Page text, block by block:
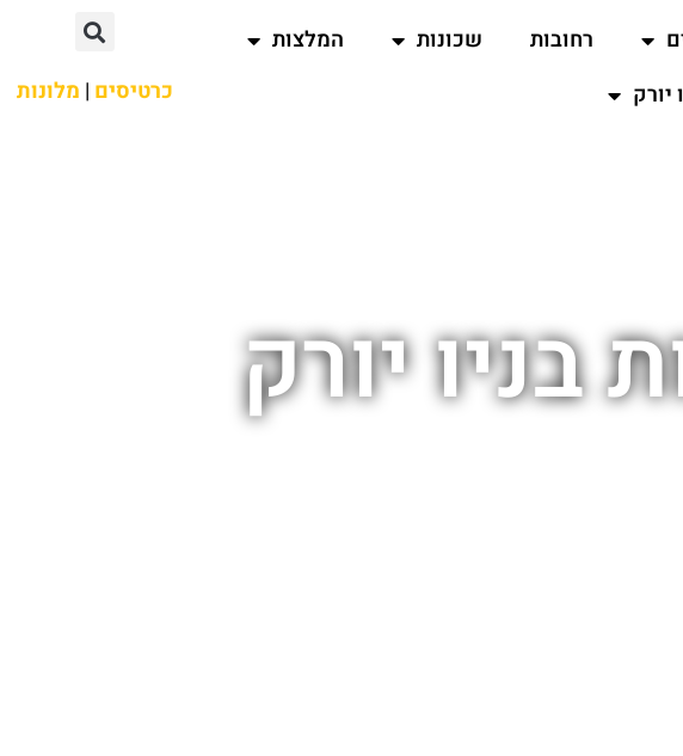
רחובות שכונות
המלצות
יורק כרטיסים | מלונות
בניו יורק